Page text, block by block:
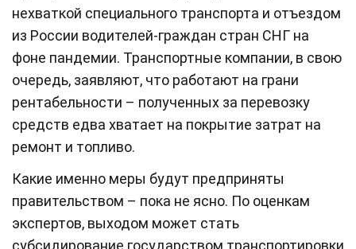
нехваткой специального транспорта и отъездом
из России водителей-граждан стран СНГ на
фоне пандемии. Транспортные компании, в свою
очередь, заявляют, что работают на грани
рентабельности – полученных за перевозку
средств едва хватает на покрытие затрат на
ремонт и топливо.
Какие именно меры будут предприняты
правительством – пока не ясно. По оценкам
экспертов, выходом может стать
субсидирование государством транспортировки